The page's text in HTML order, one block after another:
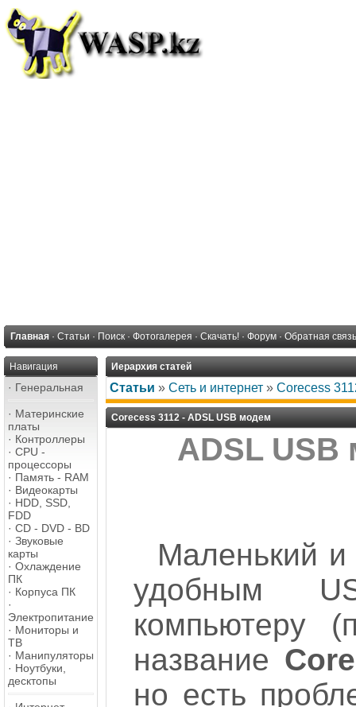
Главная · Статьи · Поиск · Фотогалерея · Скачать! · Форум · Обратная связь
Навигация
· Генеральная
· Материнские
платы
· Контроллеры
· CPU -
процессоры
· Память - RAM
· Видеокарты
· HDD, SSD,
FDD
· CD - DVD - BD
· Звуковые
карты
· Охлаждение
ПК
· Корпуса ПК
·
Электропитание
· Мониторы и
ТВ
· Манипуляторы
· Ноутбуки,
десктопы
Иерархия статей
Статьи » Сеть и интернет » Corecess
Corecess 3112 - ADSL USB модем
ADSL USB
Маленький
удобным
компьютеру
название
но есть